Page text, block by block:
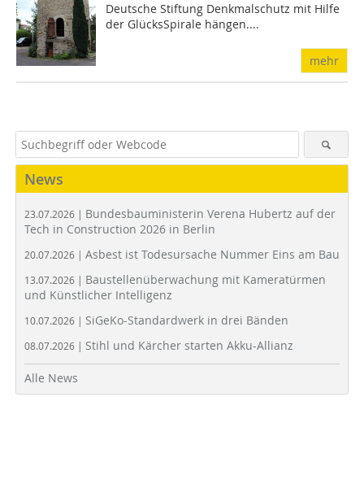
Deutsche Stiftung Denkmalschutz mit Hilfe
der GlücksSpirale hängen....
mehr
News
23.07.2026 | Bundesbauministerin Verena Hubertz auf der
Tech in Construction 2026 in Berlin
20.07.2026 | Asbest ist Todesursache Nummer Eins am Bau
13.07.2026 | Baustellenüberwachung mit Kameratürmen
und Künstlicher Intelligenz
10.07.2026 | SiGeKo-Standardwerk in drei Bänden
08.07.2026 | Stihl und Kärcher starten Akku-Allianz
Alle News